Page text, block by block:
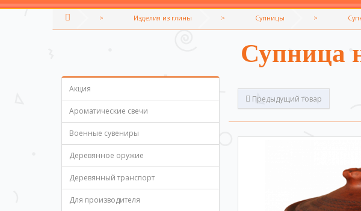
Изделия из глины Супницы
Супница
Акция
Ароматические свечи
Военные сувениры
Деревянное оружие
Деревянный транспорт
Для производителя
Предыдущий товар